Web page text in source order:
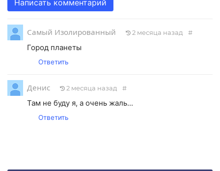
Написать комментарий
Самый Изолированный 2 месяца назад #
Город планеты
Ответить
Денис 2 месяца назад #
Там не буду я, а очень жаль...
Ответить